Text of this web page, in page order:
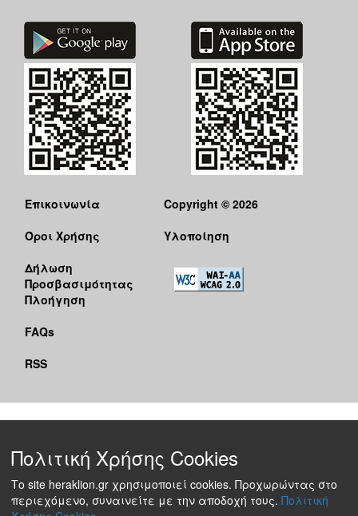
Επικοινωνία
Όροι Χρήσης
Δήλωση
Προσβασιμότητας
Πλοήγηση
FAQs
RSS
Copyright © 2026
Υλοποίηση
Πολιτική Χρήσης Cookies
Το site heraklion.gr χρησιμοποιεί cookies. Προχωρώντας στο
περιεχόμενο, συναινείτε με την αποδοχή τους. Πολιτική